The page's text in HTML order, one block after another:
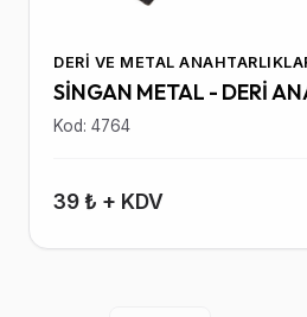
DERI VE METAL
SİNGAN METAL - DERİ
Kod: 4764
39 ₺ + KDV